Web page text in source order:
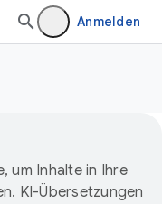
Anmelden
um Inhalte in Ihre
KI-Übersetzungen